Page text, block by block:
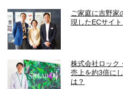
ご家庭に吉野家
現したECサイ
株式会社ロック
売上を約3倍に
は？